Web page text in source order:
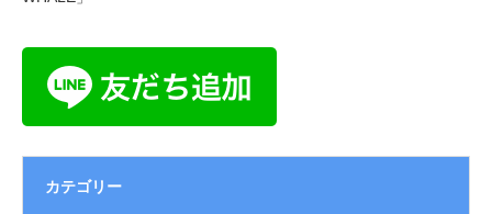
カテゴリー